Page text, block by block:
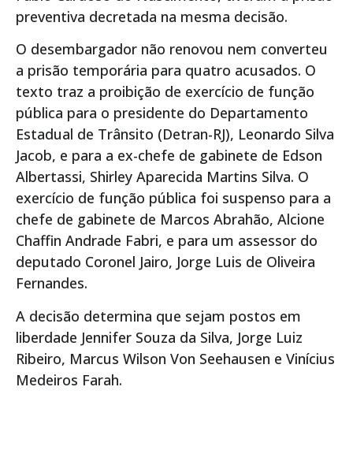
preventiva decretada na mesma decisão.
O desembargador não renovou nem converteu
a prisão temporária para quatro acusados. O
texto traz a proibição de exercício de função
pública para o presidente do Departamento
Estadual de Trânsito (Detran-RJ), Leonardo Silva
Jacob, e para a ex-chefe de gabinete de Edson
Albertassi, Shirley Aparecida Martins Silva. O
exercício de função pública foi suspenso para a
chefe de gabinete de Marcos Abrahão, Alcione
Chaffin Andrade Fabri, e para um assessor do
deputado Coronel Jairo, Jorge Luis de Oliveira
Fernandes.
A decisão determina que sejam postos em
liberdade Jennifer Souza da Silva, Jorge Luiz
Ribeiro, Marcus Wilson Von Seehausen e Vinícius
Medeiros Farah.